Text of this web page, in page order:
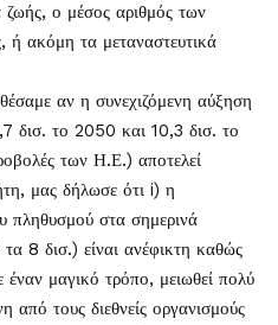
ζωής, ο μέσος αριθμός των
ή ακόμη τα μεταναστευτικά
αν η συνεχιζόμενη αύξηση
δισ. το 2050 και 10,3 δισ. το
των Η.Ε.) αποτελεί
μας δήλωσε ότι i) η
πληθυσμού στα σημερινά
8 δισ.) είναι ανέφικτη καθώς
μαγικό τρόπο, μειωθεί πολύ
από τους διεθνείς οργανισμούς